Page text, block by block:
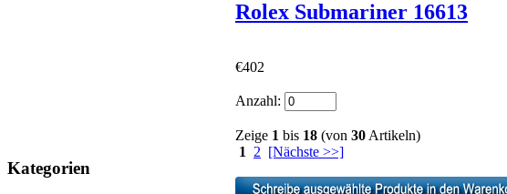
Kategorien
Rolex Submariner 16613
€402
Anzahl:
Zeige 1 bis 18 (von 30 Artikeln)
1
2 [Nächste >>]